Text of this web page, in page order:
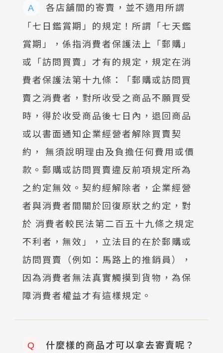
A
各店舖間的寄賣，並不適用所謂
「七日鑑賞期」的規定！所謂「七天鑑
賞期」，係指消費者保護法上「郵購」
或「訪問買賣」才有的規定，規定在消
費者保護法第十九條：「郵購或訪問買
賣之消費者，對所收受之商品不願買受
時，得於收受商品後七日內，退回商品
或以書面通知企業經營者解除買賣契
約， 無須說明理由及負擔任何費用或價
款。郵購或訪問買賣違反前項規定所為
之約定無效。契約經解除者，企業經營
者與消費者間關於回復原狀之約定，對
於 消費者較民法第二百五十九條之規定
不利者，無效」，立法目的在於郵購或
訪問買賣（例如：馬路上的推銷員），
因為消費者無法真實觸摸到貨物，為保
障消費者權益才有這樣規定。
Q 什麼樣的商品才可以拿去寄賣呢？